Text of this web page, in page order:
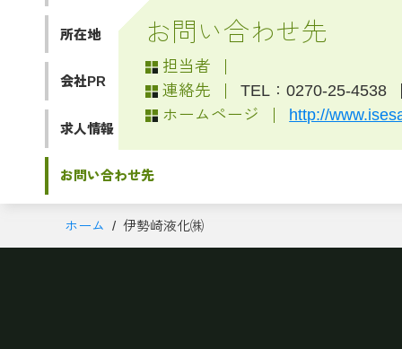
お問い合わせ先
担当者
連絡先
TEL：0270-25-4538
ホームページ
http://
所在地
会社PR
求人情報
お問い合わせ先
ホーム 伊勢崎液化㈱